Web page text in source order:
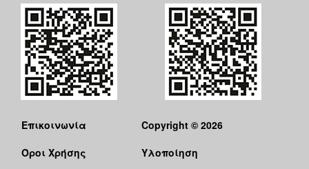
Επικοινωνία
Όροι Χρήσης
Copyright © 2026
Υλοποίηση